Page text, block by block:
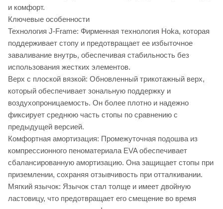
и комфорт.
Ключевые особенности
Технология J-Frame: Фирменная технология Hoka, которая
поддерживает стопу и предотвращает ее избыточное
заваливание внутрь, обеспечивая стабильность без
использования жестких элементов.
Верх с плоской вязкой: Обновленный трикотажный верх,
который обеспечивает зональную поддержку и
воздухопроницаемость. Он более плотно и надежно
фиксирует среднюю часть стопы по сравнению с
предыдущей версией.
Комфортная амортизация: Промежуточная подошва из
компрессионного пеноматериала EVA обеспечивает
сбалансированную амортизацию. Она защищает стопы при
приземлении, сохраняя отзывчивость при отталкивании.
Мягкий язычок: Язычок стал толще и имеет двойную
ластовицу, что предотвращает его смещение во время